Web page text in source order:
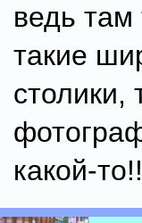
ведь
такие
столики,
какой-